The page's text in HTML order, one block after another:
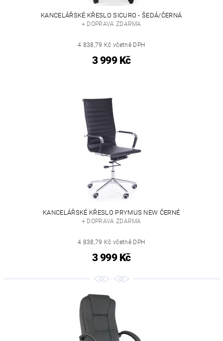
KANCELÁŘSKÉ KŘESLO SICURO - ŠEDÁ/ČERNÁ
+ DOPRAVA ZDARMA
4 838,79 Kč včetně DPH
3 999 Kč
KANCELÁŘSKÉ KŘESLO PRYMUS NEW ČERNÉ
+ DOPRAVA ZDARMA
4 838,79 Kč včetně DPH
3 999 Kč